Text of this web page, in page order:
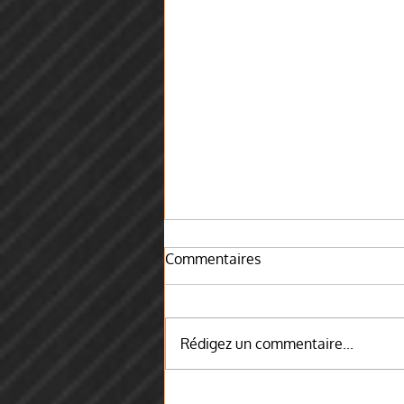
Commentaires
Rédigez un commentaire...